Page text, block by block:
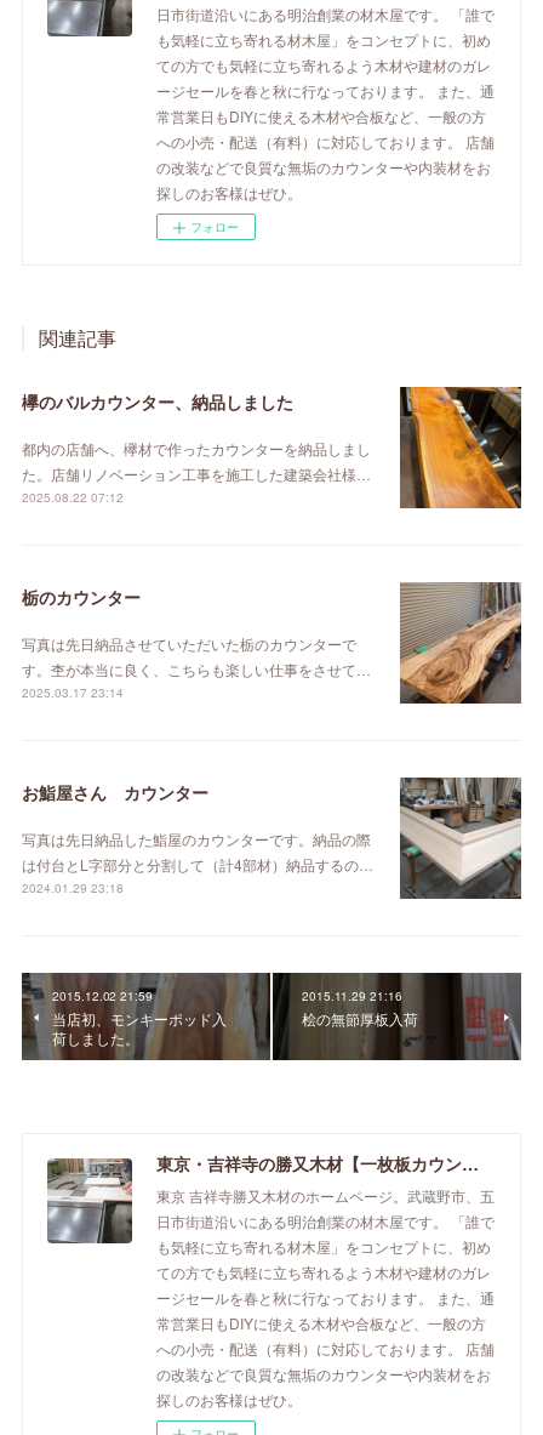
日市街道沿いにある明治創業の材木屋です。 「誰で
も気軽に立ち寄れる材木屋」をコンセプトに、初め
ての方でも気軽に立ち寄れるよう木材や建材のガレ
ージセールを春と秋に行なっております。 また、通
常営業日もDIYに使える木材や合板など、一般の方
への小売・配送（有料）に対応しております。 店舗
の改装などで良質な無垢のカウンターや内装材をお
探しのお客様はぜひ。
フォロー
関連記事
欅のバルカウンター、納品しました
都内の店舗へ、欅材で作ったカウンターを納品しまし
た。店舗リノベーション工事を施工した建築会社様…
2025.08.22 07:12
栃のカウンター
写真は先日納品させていただいた栃のカウンターで
す。杢が本当に良く、こちらも楽しい仕事をさせて…
2025.03.17 23:14
お鮨屋さん カウンター
写真は先日納品した鮨屋のカウンターです。納品の際
は付台とL字部分と分割して（計4部材）納品するの…
2024.01.29 23:18
2015.12.02 21:59
当店初、モンキーポッド入
荷しました。
2015.11.29 21:16
桧の無節厚板入荷
東京・吉祥寺の勝又木材【一枚板カウンター】
東京 吉祥寺勝又木材のホームページ。武蔵野市、五
日市街道沿いにある明治創業の材木屋です。 「誰で
も気軽に立ち寄れる材木屋」をコンセプトに、初め
ての方でも気軽に立ち寄れるよう木材や建材のガレ
ージセールを春と秋に行なっております。 また、通
常営業日もDIYに使える木材や合板など、一般の方
への小売・配送（有料）に対応しております。 店舗
の改装などで良質な無垢のカウンターや内装材をお
探しのお客様はぜひ。